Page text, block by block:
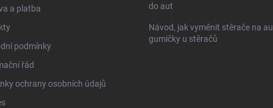
a platba
podmínky
řád
ochrany osobních údajů
do aut
Návod, jak vyměnit stěrače na
gumičky u stěračů